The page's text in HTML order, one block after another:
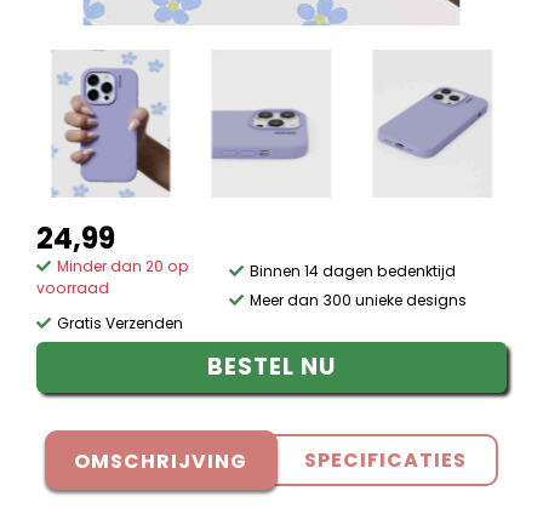
24,99
Minder dan 20 op
voorraad
Gratis Verzenden
Binnen 14 dagen bedenktijd
Meer dan 300 unieke designs
BESTEL NU
OMSCHRIJVING SPECIFICATIES